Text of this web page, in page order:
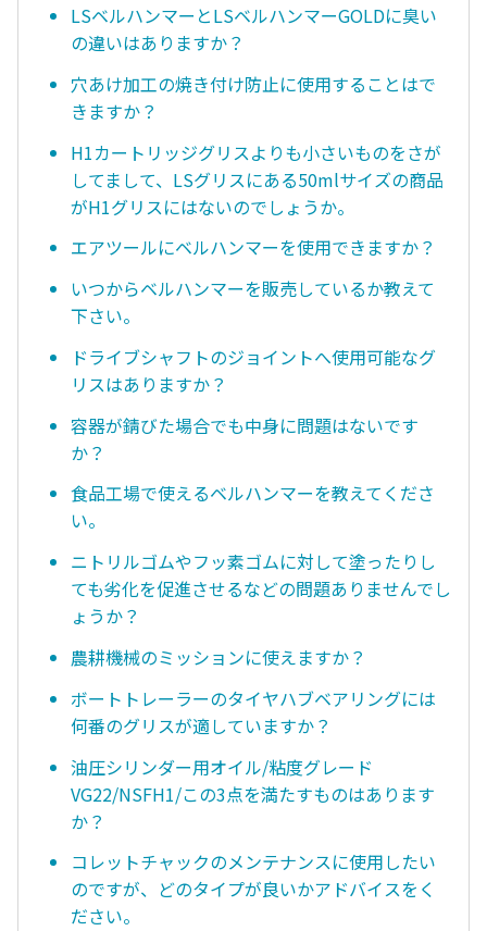
LSベルハンマーとLSベルハンマーGOLDに臭い
の違いはありますか？
穴あけ加工の焼き付け防止に使用することはで
きますか？
H1カートリッジグリスよりも小さいものをさが
してまして、LSグリスにある50mlサイズの商品
がH1グリスにはないのでしょうか。
エアツールにベルハンマーを使用できますか？
いつからベルハンマーを販売しているか教えて
下さい。
ドライブシャフトのジョイントへ使用可能なグ
リスはありますか？
容器が錆びた場合でも中身に問題はないです
か？
食品工場で使えるベルハンマーを教えてくださ
い。
ニトリルゴムやフッ素ゴムに対して塗ったりし
ても劣化を促進させるなどの問題ありませんでし
ょうか？
農耕機械のミッションに使えますか？
ボートトレーラーのタイヤハブベアリングには
何番のグリスが適していますか？
油圧シリンダー用オイル/粘度グレード
VG22/NSFH1/この3点を満たすものはあります
か？
コレットチャックのメンテナンスに使用したい
のですが、どのタイプが良いかアドバイスをく
ださい。